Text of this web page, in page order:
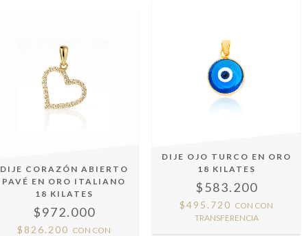
DIJE CORAZÓN ABIERTO
PAVÉ EN ORO ITALIANO
18 KILATES
$972.000
$826.200 CON CON
DIJE OJO TURCO EN ORO
18 KILATES
$583.200
$495.720 CON CON
TRANSFERENCIA